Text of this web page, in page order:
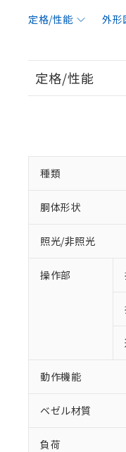
定格/性能 外形
定格/性能
種類
胴体形状
照光/非照光
操作部
動作機能
ベゼル材質
負荷